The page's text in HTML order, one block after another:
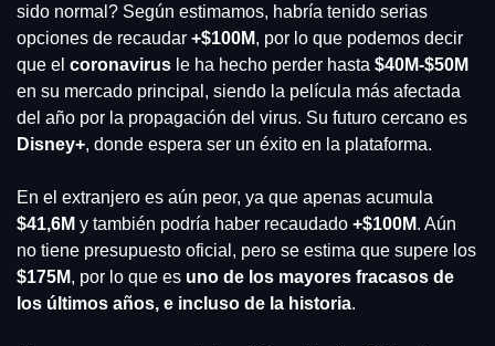
sido normal? Según estimamos, habría tenido serias
opciones de recaudar +$100M, por lo que podemos decir
que el coronavirus le ha hecho perder hasta $40M-$50M
en su mercado principal, siendo la película más afectada
Disney+, donde espera ser un éxito en la plataforma.
$41,6M y también podría haber recaudado +$100M. Aún
no tiene presupuesto oficial, pero se estima que supere los
$175M, por lo que es uno de los mayores fracasos de
los últimos años, e incluso de la historia.